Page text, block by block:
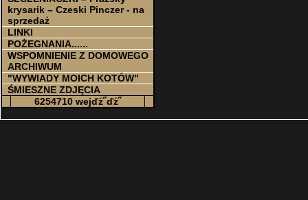
krysarik – Czeski Pinczer - na
sprzedaż
LINKI
POŻEGNANIA......
WSPOMNIENIE Z DOMOWEGO
ARCHIWUM
"WYWIADY MOICH KOTÓW"
ŚMIESZNE ZDJĘCIA
6254710 wejďż˝ďż˝